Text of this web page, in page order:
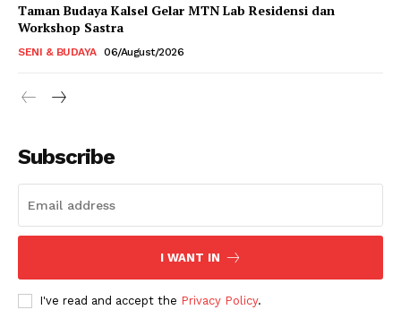
Taman Budaya Kalsel Gelar MTN Lab Residensi dan
Workshop Sastra
SENI & BUDAYA 06/August/2026
Subscribe
I WANT IN
I've read and accept the Privacy Policy.